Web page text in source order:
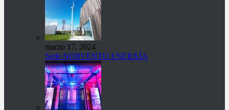
marzo 17, 2024
Sede NORVENTO ENERXÍA